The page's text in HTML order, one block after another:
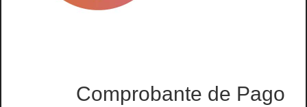
Comprobante de Pago